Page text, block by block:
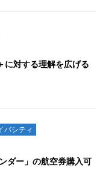
に対する理解を広げる
バシティ
ダー」の航空券購入可